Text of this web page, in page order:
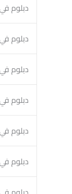
دبلوم
دبلوم
دبلوم
دبلوم
دبلوم
دبلوم